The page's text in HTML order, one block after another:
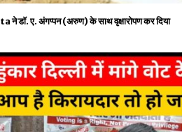
डॉ. ए. अंगप्पन (अरुण) के साथ वृक्षारोपण कर दिया